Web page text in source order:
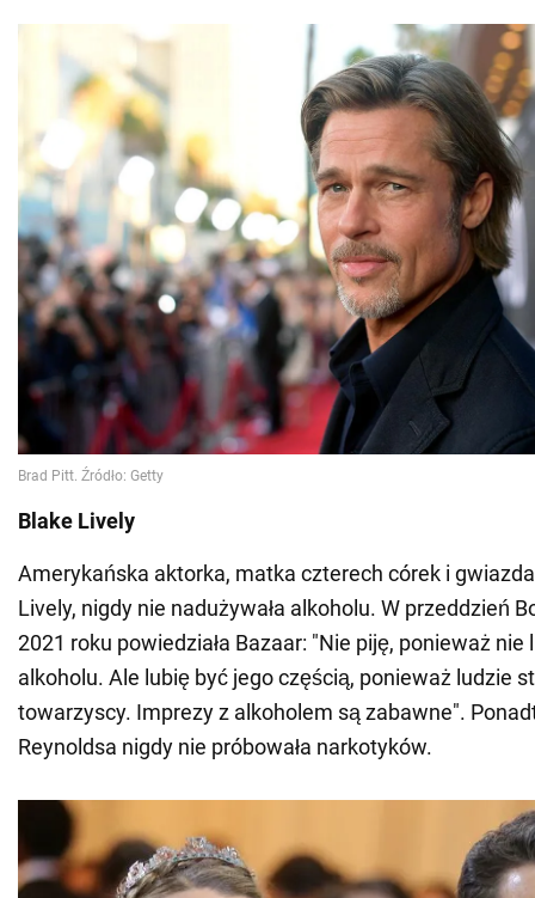
Blake Lively
Amerykańska aktorka, matka czterech córek i
Lively, nigdy nie nadużywała alkoholu. W przeddzień
2021 roku powiedziała Bazaar: "Nie piję, ponieważ
alkoholu. Ale lubię być jego częścią, ponieważ ludzie
towarzyscy. Imprezy z alkoholem są zabawne".
Reynoldsa nigdy nie próbowała narkotyków.